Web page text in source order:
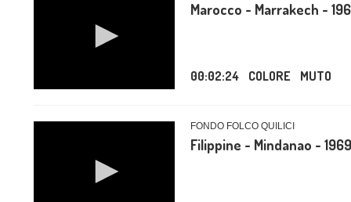
Marocco - Marrakech -
00:02:24 COLORE MUTO
FONDO FOLCO QUILICI
Filippine - Mindanao - 1969